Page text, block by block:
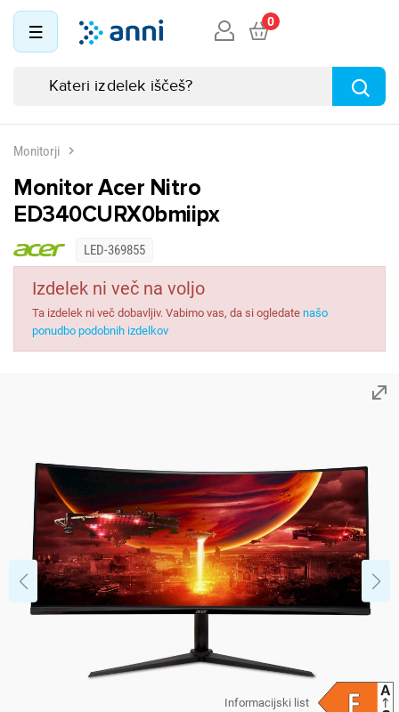
0
Monitorji
Monitor Acer Nitro
ED340CURX0bmiipx
LED-369855
Izdelek ni več na voljo
Ta izdelek ni več dobavljiv. Vabimo vas, da si ogledate našo
ponudbo podobnih izdelkov
Informacijski list